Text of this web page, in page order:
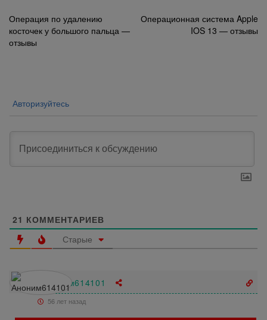
Навигация
по
Операция по удалению
косточек у большого пальца —
отзывы
Операционная система Apple
IOS 13 — отзывы
Авторизуйтесь
21 КОММЕНТАРИЕВ
Старые
Аноним614101
56 лет назад